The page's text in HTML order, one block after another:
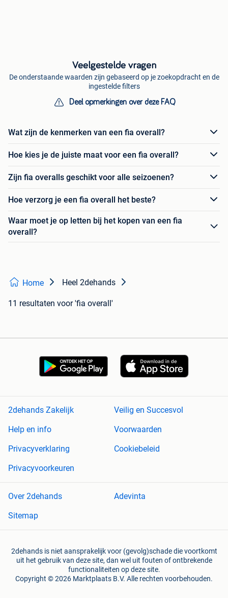
Veelgestelde vragen
De onderstaande waarden zijn gebaseerd op je zoekopdracht en de
ingestelde filters
Deel opmerkingen over deze FAQ
Wat zijn de kenmerken van een fia overall?
Hoe kies je de juiste maat voor een fia overall?
Zijn fia overalls geschikt voor alle seizoenen?
Hoe verzorg je een fia overall het beste?
Waar moet je op letten bij het kopen van een fia
overall?
Home Heel 2dehands
11 resultaten voor 'fia overall'
2dehands Zakelijk
Veilig en Succesvol
Help en info
Voorwaarden
Privacyverklaring
Cookiebeleid
Privacyvoorkeuren
Over 2dehands
Adevinta
Sitemap
2dehands is niet aansprakelijk voor (gevolg)schade die voortkomt
uit het gebruik van deze site, dan wel uit fouten of ontbrekende
functionaliteiten op deze site.
Copyright © 2026 Marktplaats B.V. Alle rechten voorbehouden.